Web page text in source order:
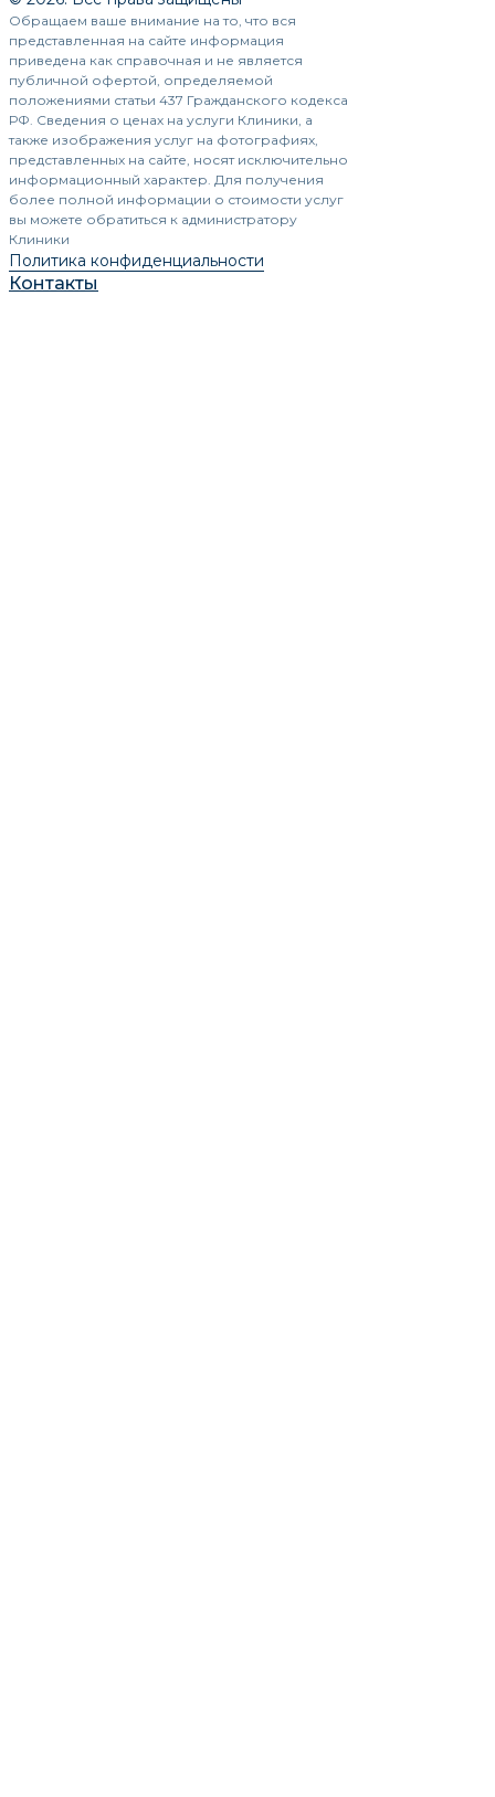
Обращаем ваше внимание на то, что вся
представленная на сайте информация
приведена как справочная и не является
публичной офертой, определяемой
положениями статьи 437 Гражданского кодекса
РФ. Сведения о ценах на услуги Клиники, а
также изображения услуг на фотографиях,
представленных на сайте, носят исключительно
информационный характер. Для получения
более полной информации о стоимости услуг
вы можете обратиться к администратору
Клиники
Политика конфиденциальности
Контакты